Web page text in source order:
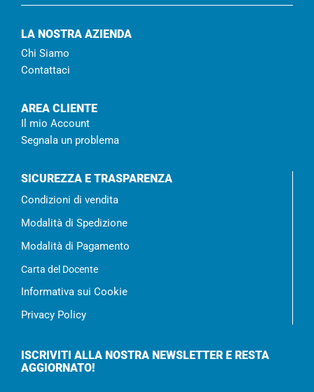
LA NOSTRA AZIENDA
Chi Siamo
Contattaci
AREA CLIENTE
Il mio Account
Segnala un problema
SICUREZZA E TRASPARENZA
Condizioni di vendita
Modalità di Spedizione
Modalità di Pagamento
Carta del Docente
Informativa sui Cookie
Privacy Policy
ISCRIVITI ALLA NOSTRA NEWSLETTER E RESTA
AGGIORNATO!